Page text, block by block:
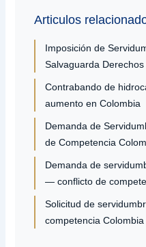
Articulos
Imposición de
Salvaguarda
Contrabando de
aumento en Colombia
Demanda de
de Competencia
Demanda de
— conflicto de
Solicitud de
competencia Colombia